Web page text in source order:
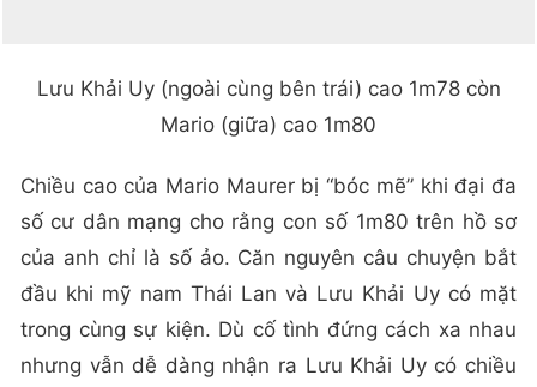
Lưu Khải Uy (ngoài cùng bên trái) cao 1m78 còn
Mario (giữa) cao 1m80
Chiều cao của Mario Maurer bị “bóc mẽ” khi đại đa
số cư dân mạng cho rằng con số 1m80 trên hồ sơ
của anh chỉ là số ảo. Căn nguyên câu chuyện bắt
đầu khi mỹ nam Thái Lan và Lưu Khải Uy có mặt
trong cùng sự kiện. Dù cố tình đứng cách xa nhau
nhưng vẫn dễ dàng nhận ra Lưu Khải Uy có chiều